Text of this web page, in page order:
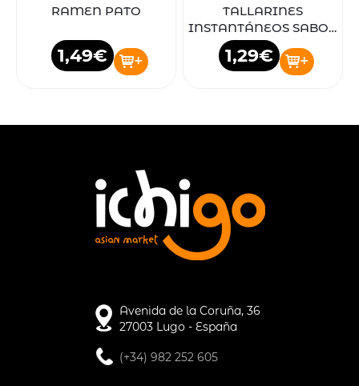
RAMEN PATO
1,49€ +
TALLARINES
INSTANTÁNEOS SABOR
A TERNERA
1,29€ +
Avenida de la Coruña, 36
27003 Lugo - España
(+34) 982 252 605